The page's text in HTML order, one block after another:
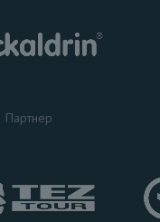
Партнер